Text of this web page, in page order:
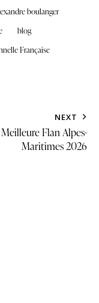
boulanger
blog
Française
NEXT
Meilleure Flan Alpes-
Maritimes 2026